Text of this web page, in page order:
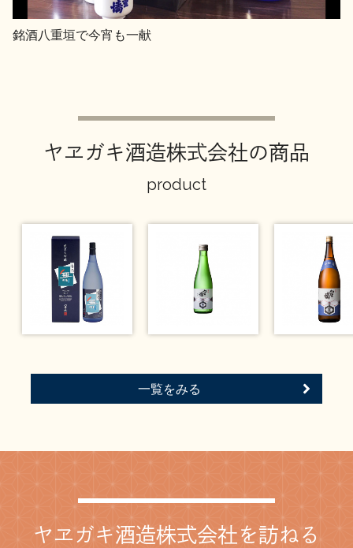
銘酒八重垣で今宵も一献
ヤヱガキ酒造株式会社の商品
product
一覧をみる
ヤヱガキ酒造株式会社を訪ねる